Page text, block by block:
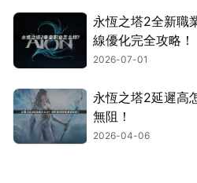
永恆之塔2全新職
線優化完全攻略！
2026-07-01
永恆之塔2延遲高
無阻！
2026-04-06